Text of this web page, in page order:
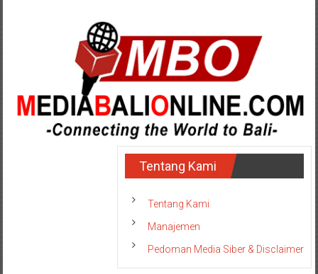
MediaBaliOnlineTentang Kami
Tentang Kami
Manajemen
Pedoman Media Siber & Disclaimer